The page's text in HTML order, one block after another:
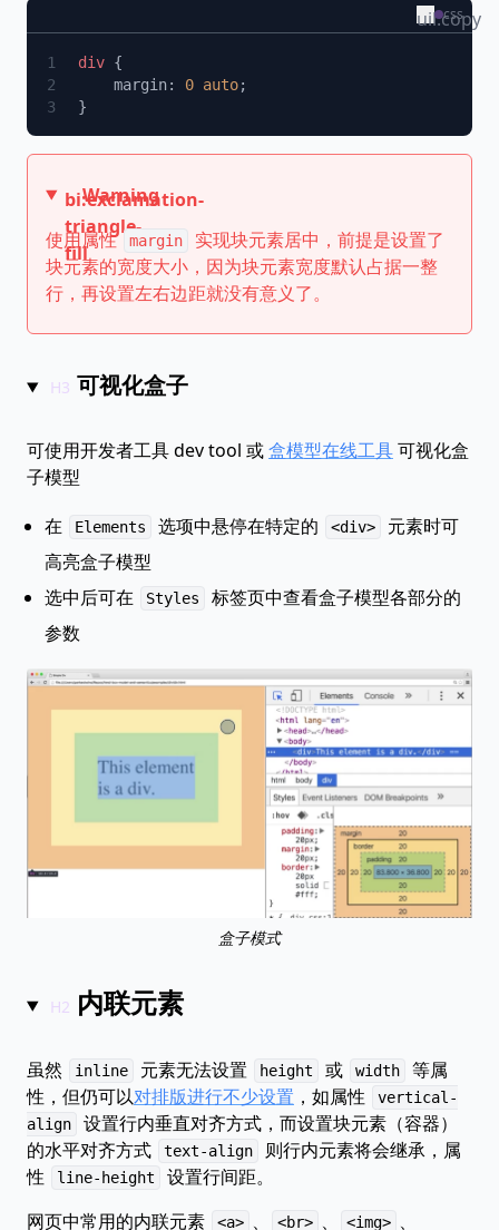
uil:copy
css
div
    margin:
0 auto
bi:exclamation-
triangle-
fill
Warning
使用属性 margin
实现块元素居中，前提是设置了
块元素的宽度大小，因为块元素宽度默认占据一整
行，再设置左右边距就没有意义了。
可视化盒子
可使用开发者工具 dev tool 或盒模型在线工具可视化盒
子模型
在
Elements 选项中悬停在特定的 <div>
元素时可
高亮盒子模型
选中后可在
Styles
标签页中查看盒子模型各部分的
参数
盒子模式
内联元素
虽然 inline 元素无法设置 height 或 width
等属
性，但仍可以对排版进行不少设置 ，如属性
vertical-
align
设置行内垂直对齐方式，而设置块元素（容器）
的水平对齐方式
text-align
则行内元素将会继承，属
性
line-height
设置行间距。
网页中常用的内联元素
<a> 、 <br> 、 <img> 、